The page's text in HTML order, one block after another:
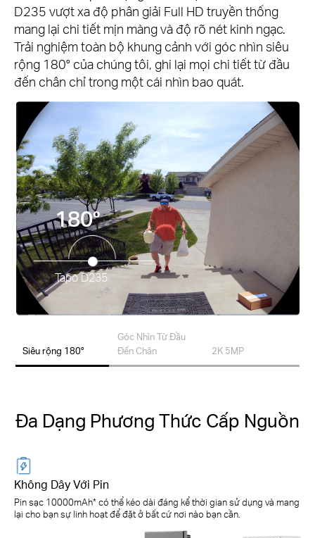
D235 vượt xa độ phân giải Full HD truyền thống
mang lại chi tiết mịn màng và độ rõ nét kinh ngạc.
Trải nghiệm toàn bộ khung cảnh với góc nhìn siêu
rộng 180° của chúng tôi, ghi lại mọi chi tiết từ đầu
đến chân chỉ trong một cái nhìn bao quát.
180°
Tapo D235
Siêu rộng 180°
Góc Nhìn Từ Đầu
Đến Chân
2K 5MP
Đa Dạng Phương Thức Cấp Nguồn
Không Dây Với Pin
Pin sạc 10000mAh* có thể kéo dài đáng kể thời gian sử dụng và mang
lại cho bạn sự linh hoạt để đặt ở bất cứ nơi nào bạn cần.